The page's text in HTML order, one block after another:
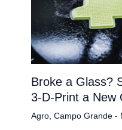
Broke a Glass?
3-D-Print a New
Agro, Campo Grande -